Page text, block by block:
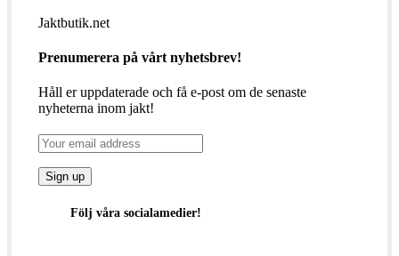
Jaktbutik.net
Prenumerera på vårt nyhetsbrev!
Håll er uppdaterade och få e-post om de senaste
nyheterna inom jakt!
Följ våra socialamedier!